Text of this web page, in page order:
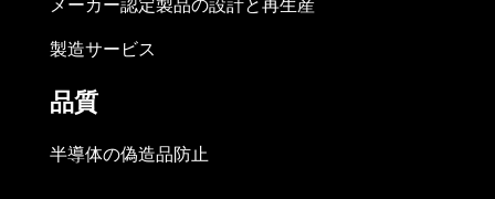
製造サービス
品質
半導体の偽造品防止